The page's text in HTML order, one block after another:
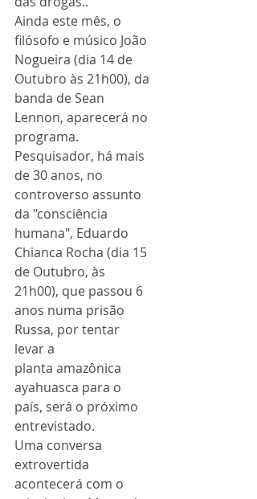
Ainda este mês, o
filósofo e músico João
Nogueira (dia 14 de
Outubro às 21h00), da
banda de Sean
Lennon, aparecerá no
programa.
Pesquisador, há mais
de 30 anos, no
controverso assunto
da "consciência
humana", Eduardo
Chianca Rocha (dia 15
de Outubro, às
21h00), que passou 6
anos numa prisão
Russa, por tentar
levar a
planta amazônica
ayahuasca para o
país, será o próximo
entrevistado.
Uma conversa
extrovertida
acontecerá com o